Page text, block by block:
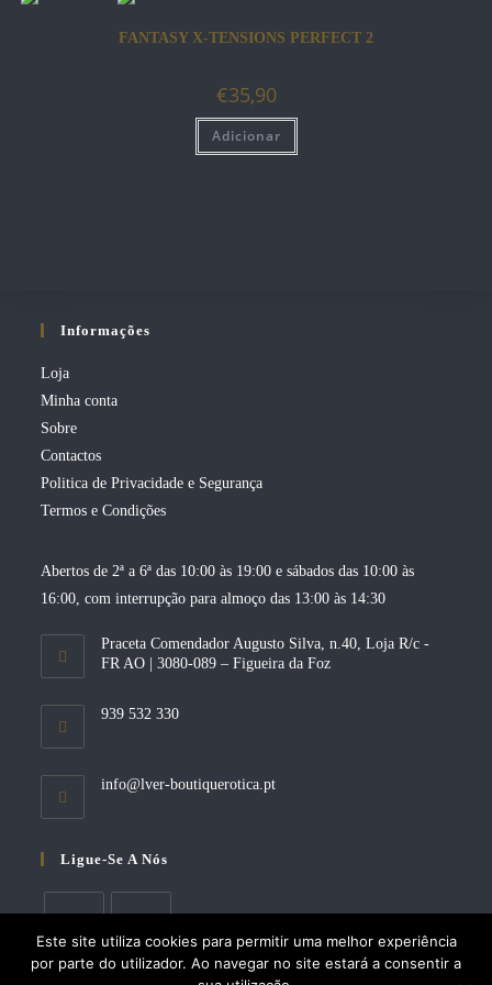
FANTASY X-TENSIONS PERFECT 2
€35,90
Adicionar
Informações
Loja
Minha conta
Sobre
Contactos
Politica de Privacidade e Segurança
Termos e Condições
Abertos de 2ª a 6ª das 10:00 às 19:00 e sábados das 10:00 às
16:00, com interrupção para almoço das 13:00 às 14:30
Praceta Comendador Augusto Silva, n.40, Loja R/c -
FR AO | 3080-089 – Figueira da Foz
939 532 330
info@lver-boutiquerotica.ptOpens
Ligue-Se A Nós
Opens
Opens
Este site utiliza cookies para permitir uma melhor experiência
por parte do utilizador. Ao navegar no site estará a consentir a